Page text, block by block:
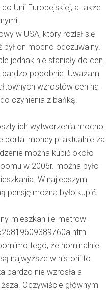
Unii Europejskiej, a także
w USA, który rozlał się
był on mocno odczuwalny.
jednak nie staniały do cen
podobnie. Uważam
wzrostów cen na
czynienia z bańką.
ich wytworzenia mocno
portal money.pl aktualnie za
można kupić około
w 2006r. można było
W najlepszym
pensję można było kupić
mieszkan-ile-metrow-
tego, że nominalnie
najwyższe w historii to
bardzo nie wzrosła a
Oczywiście głównym